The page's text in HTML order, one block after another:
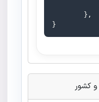
        },
}
کشور